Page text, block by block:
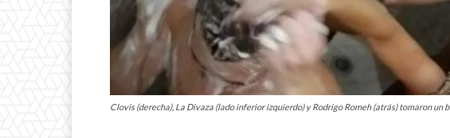
Clovis (derecha), La Divaza (lado inferior izquierdo) y Rodrigo Romeh (atrás) tomaron un